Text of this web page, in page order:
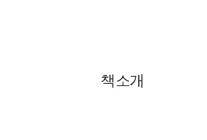
책소개